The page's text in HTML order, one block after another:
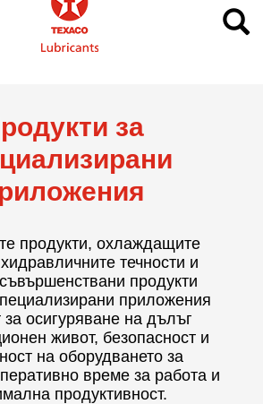
за
продукти, охлаждащите
течности и
продукти
приложения
за осигуряване на дълъг
живот, безопасност и
на оборудването за
време за работа и
продуктивност.